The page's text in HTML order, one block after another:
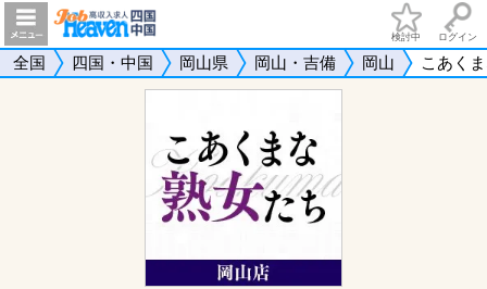
検討中 ログイン
全国 四国・中国 岡山県 岡山・吉備 岡山 こあく